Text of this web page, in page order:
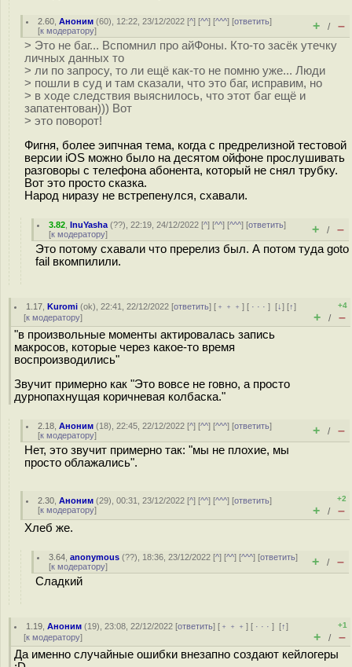
2.60 ,Аноним (60), 12:22, 23/12/2022 [^] [^^] [^^^] [ответить]
[к модератору] + / –
> Это не баг... Вспомнил про айФоны. Кто-то засёк утечку
личных данных то
> ли по запросу, то ли ещё как-то не помню уже... Люди
> пошли в суд и там сказали, что это баг, исправим, но
> в ходе следствия выяснилось, что этот баг ещё и
запатентован))) Вот
> это поворот!
Фигня, более эипчная тема, когда с предрелизной тестовой
версии iOS можно было на десятом ойфоне прослушивать
разговоры с телефона абонента, который не снял трубку.
Вот это просто сказка.
Народ ниразу не встрепенулся, схавали.
3.82 ,InuYasha (??), 22:19, 24/12/2022 [^] [^^] [^^^] [ответить]
[к модератору] + / –
Это потому схавали что пререлиз был. А потом туда goto
fail вкомпилили.
1.17 ,Kuromi (ok), 22:41, 22/12/2022 [ответить] [ ﹢﹢﹢] [ · · ·][↓] [↑]
[к модератору]
+4
+ / –
"в произвольные моменты актировалась запись
макросов, которые через какое-то время
воспроизводились"
Звучит примерно как "Это вовсе не говно, а просто
дурнопахнущая коричневая колбаска."
2.18 ,Аноним (18), 22:45, 22/12/2022 [^] [^^] [^^^] [ответить]
[к модератору] + / –
Нет, это звучит примерно так: "мы не плохие, мы
просто облажались".
2.30 ,Аноним (29), 00:31, 23/12/2022 [^] [^^] [^^^] [ответить]
[к модератору]
+2
+ / –
Хлеб же.
3.64 ,anonymous (??), 18:36, 23/12/2022 [^] [^^] [^^^] [ответить]
[к модератору] + / –
Сладкий
1.19 ,Аноним (19), 23:08, 22/12/2022 [ответить] [ ﹢﹢﹢] [ · · ·][↑]
[к модератору]
+1
+ / –
Да именно случайные ошибки внезапно создают кейлогеры